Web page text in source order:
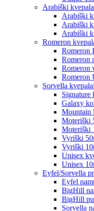
Arabiški
Arabiški
Arabiški
Arabiški
Romeron
Romeron
Romeron
Romeron
Romeron
Sorvella kvepalai
Signature
Galaxy
Mountain
Moteriški
Moteriški
Vyriški
Vyriški
Unisex
Unisex
Eyfel/Sorvella
Eyfel
BigHill
BigHill
Sorvella